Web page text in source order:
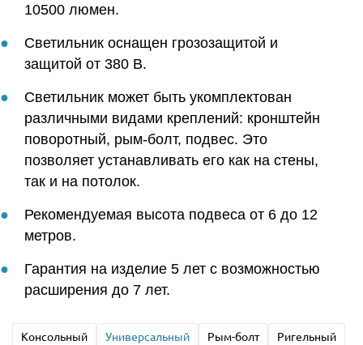
10500 люмен.
Светильник оснащен грозозащитой и
защитой от 380 В.
Светильник может быть укомплектован
различными видами креплений: кронштейн
поворотный, рым-болт, подвес. Это
позволяет устанавливать его как на стены,
так и на потолок.
Рекомендуемая высота подвеса от 6 до 12
метров.
Гарантия на изделие 5 лет с возможностью
расширения до 7 лет.
Консольный Универсальный Рым-болт Ригельный